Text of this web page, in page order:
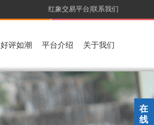
联系我们
红象交易平台|
好评如潮 平台介绍 关于我们
在
线